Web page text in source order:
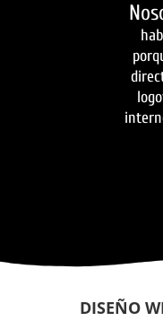
DISEÑO